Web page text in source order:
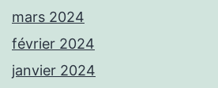
mars 2024
février 2024
janvier 2024